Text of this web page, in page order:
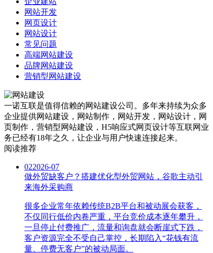
网站开发
网页设计
网站设计
常见问题
高端网站建设
品牌网站建设
营销型网站建设
一诺互联是值得信赖的网站建设公司。多年来持续为众多
企业提供网站建设，网站制作，网站开发，网站设计，网
页制作，营销型网站建设，H5响应式网页设计等互联网业
务已经有18年之久，让企业与用户快速连接起来。
阅读推荐
022026-07
做外贸缺客户？搭建优化型外贸网站，谷歌主动引
来海外采购商
很多企业常年依赖传统B2B平台和被动展会获客，
不仅同行低价内卷严重，平台竞价成本逐年攀升，
一旦停止付费推广，流量和询盘就会断崖式下跌，
客户资源完全不受自己掌控，长期陷入“花钱有流
量、停费无客户”的被动局面。